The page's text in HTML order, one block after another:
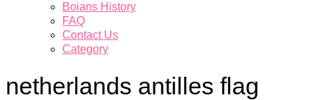
Boians History
FAQ
Contact Us
Category
netherlands antilles flag